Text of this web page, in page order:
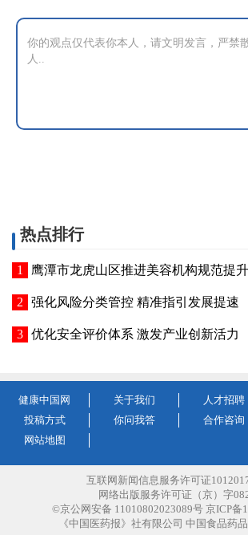
热点排行
鹰潭市龙虎山区推进美容机构规范提升
强化风险分类管控 精准指引发展提速
优化安全评价体系 激发产业创新活力
健康中国网 关于我们 人才招聘
投稿方式
你问我答 合作咨询
网站地图
互联网新闻信息服务许可证
网络出版服务许可证（京）字
©京公网安备 11010802023089号 京ICP备
《中国医药报》社有限公司 中国食品药